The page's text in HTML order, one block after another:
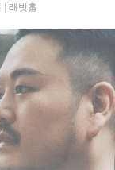
래빗홀